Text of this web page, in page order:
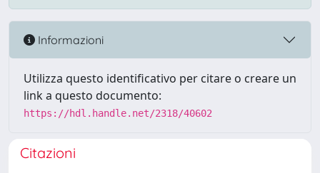
Informazioni
Utilizza questo identificativo per citare o creare un
link a questo documento:
https://hdl.handle.net/2318/40602
Citazioni